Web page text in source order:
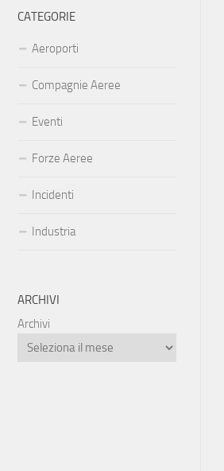
CATEGORIE
Aeroporti
Compagnie Aeree
Eventi
Forze Aeree
Incidenti
Industria
ARCHIVI
Archivi